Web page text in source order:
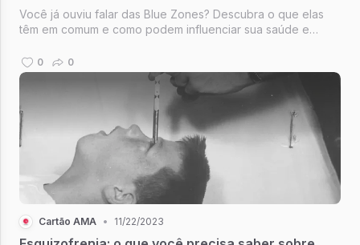
Você já ouviu falar das Blue Zones? Descubra o que elas
têm em comum e como podem influenciar sua saúde e
0 0
Cartão AMA • 11/22/2023